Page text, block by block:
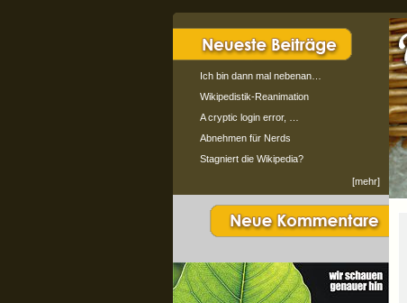
Ich bin dann mal nebenan…
Wikipedistik-Reanimation
A cryptic login error, …
Abnehmen für Nerds
Stagniert die Wikipedia?
[mehr]